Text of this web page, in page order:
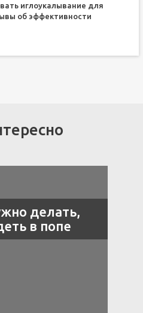
иглоукалывание для
об эффективности
делать,
в попе